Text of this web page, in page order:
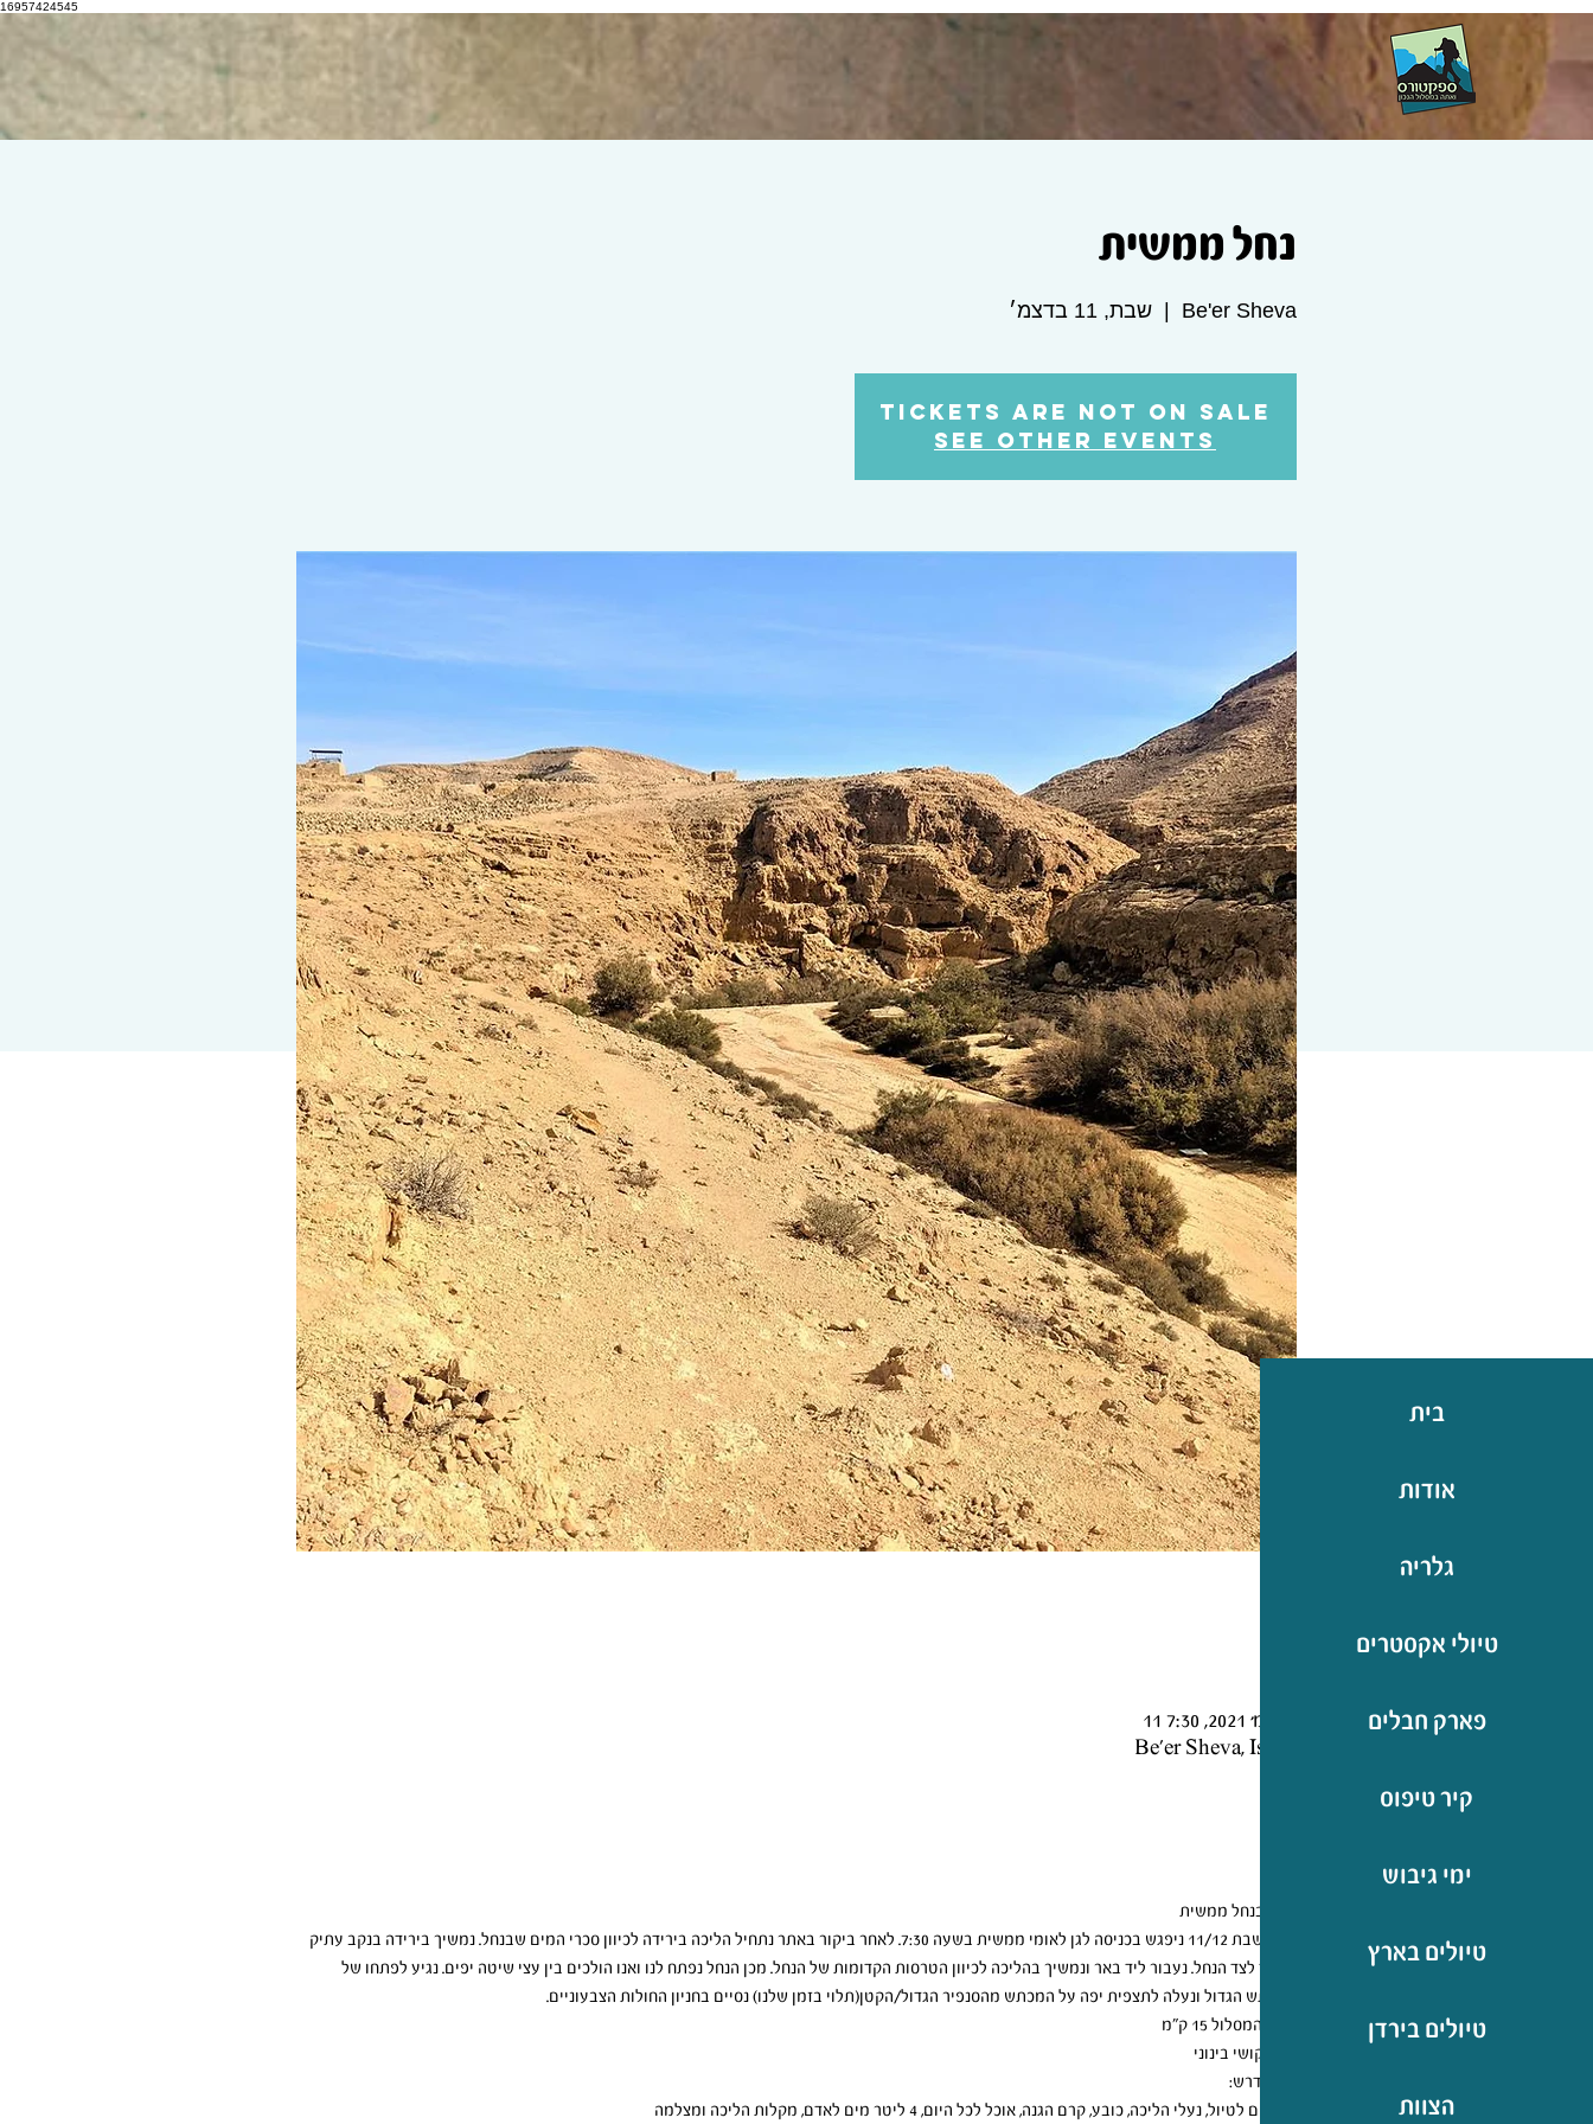
16957424545
נחל ממשית
שבת, 11 בדצמ׳
  |
Be'er Sheva
Tickets are not on sale
See other events
11 בדצמ׳ 2021, 7:30
Be'er Sheva, Israel
טיול בנחל ממשית
ביום שבת 11/12 ניפגש בכניסה לגן לאומי ממשית בשעה 7:30. לאחר ביקור באתר נתחיל הליכה בירידה לכיוון סכרי המים שבנחל. נמשיך בירידה בנקב עתיק
שיורד לצד הנחל. נעבור ליד באר ונמשיך בהליכה לכיוון הטרסות הקדומות של הנחל. מכן הנחל נפתח לנו ואנו הולכים בין עצי שיטה יפים. נגיע לפתחו של
המכתש הגדול ונעלה לתצפית יפה על המכתש מהסנפיר הגדול/הקטן(תלוי בזמן שלנו) נסיים בחניון החולות הצבעוניים.
אורך המסלול 15 ק"מ
רמת קושי בינוני
ציוד נדרש:
תיק יום לטיול, נעלי הליכה, כובע, קרם הגנה, אוכל לכל היום, 4 ליטר מים לאדם, מקלות הליכה ומצלמה
בית
אודות
גלריה
טיולי אקסטרים
פארק חבלים
קיר טיפוס
ימי גיבוש
טיולים בארץ
טיולים בירדן
הצוות